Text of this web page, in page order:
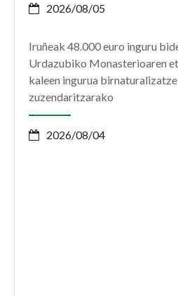
2026/08/05
Iruñeak 48.000 euro inguru
Urdazubiko Monasterioaren
kaleen ingurua
zuzendaritzarako
2026/08/04